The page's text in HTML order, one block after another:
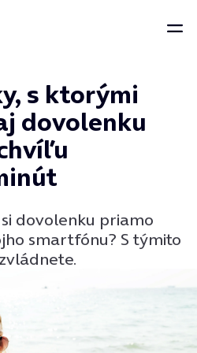
s ktorými
dovolenku
dovolenku priamo
smartfónu? S týmito